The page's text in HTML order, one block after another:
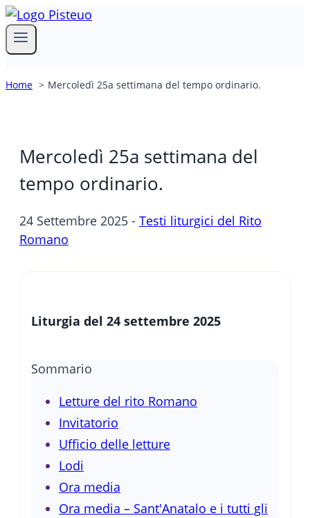
Home Mercoledì 25a settimana del tempo ordinario.
Mercoledì 25a settimana del
tempo ordinario.
24 Settembre 2025 - Testi liturgici del Rito
Romano
Liturgia del 24 settembre 2025
Sommario
Letture del rito Romano
Invitatorio
Ufficio delle letture
Lodi
Ora media
Ora media – Sant'Anatalo e i tutti gli